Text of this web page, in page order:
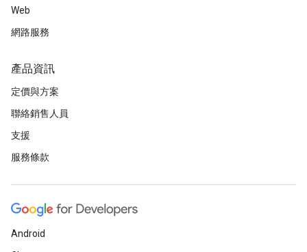
Web
網路服務
產品資訊
定價與方案
聯絡銷售人員
支援
服務條款
Android